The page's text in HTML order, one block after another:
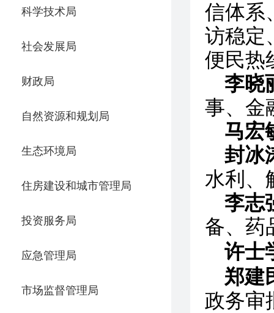
科学技术局
社会发展局
财政局
自然资源和规划局
生态环境局
住房建设和城市管理局
投资服务局
应急管理局
市场监督管理局
信体系
访稳定
便民热
李晓
事、金
马宏
封冰
水利、
李志
备、药
许士
郑建
政务审